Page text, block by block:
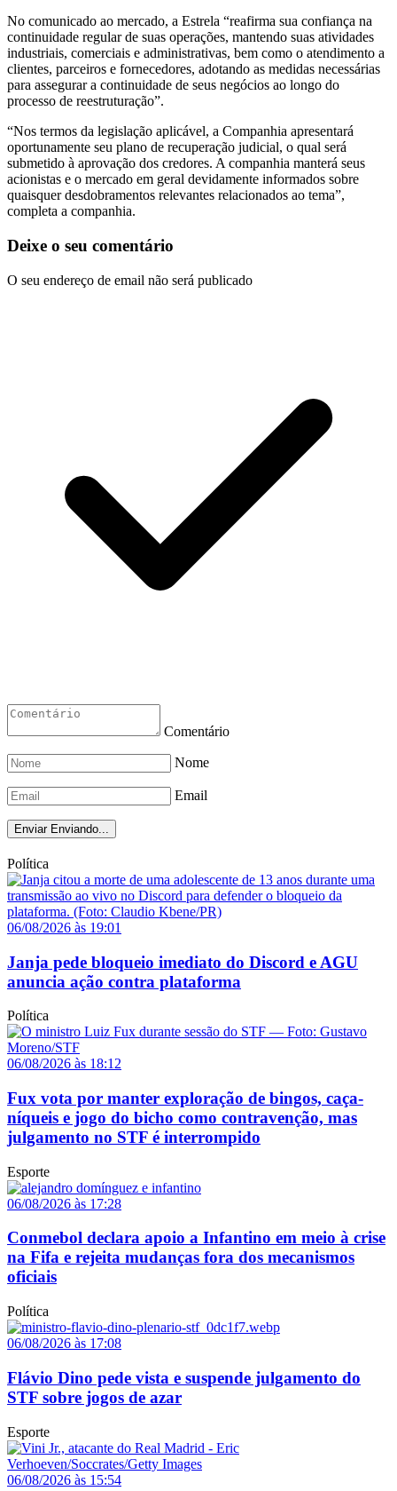
No comunicado ao mercado, a Estrela “reafirma sua confiança na
continuidade regular de suas operações, mantendo suas atividades
industriais, comerciais e administrativas, bem como o atendimento a
clientes, parceiros e fornecedores, adotando as medidas necessárias
para assegurar a continuidade de seus negócios ao longo do
processo de reestruturação”.
“Nos termos da legislação aplicável, a Companhia apresentará
oportunamente seu plano de recuperação judicial, o qual será
submetido à aprovação dos credores. A companhia manterá seus
acionistas e o mercado em geral devidamente informados sobre
quaisquer desdobramentos relevantes relacionados ao tema”,
completa a companhia.
Deixe o seu comentário
O seu endereço de email não será publicado
Comentário
Nome
Email
Enviar Enviando...
Política
06/08/2026 às 19:01
Janja pede bloqueio imediato do Discord e AGU
anuncia ação contra plataforma
Política
06/08/2026 às 18:12
Fux vota por manter exploração de bingos, caça-
níqueis e jogo do bicho como contravenção, mas
julgamento no STF é interrompido
Esporte
06/08/2026 às 17:28
Conmebol declara apoio a Infantino em meio à crise
na Fifa e rejeita mudanças fora dos mecanismos
oficiais
Política
06/08/2026 às 17:08
Flávio Dino pede vista e suspende julgamento do
STF sobre jogos de azar
Esporte
06/08/2026 às 15:54